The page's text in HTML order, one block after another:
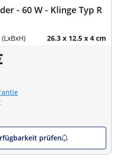
- 60 W - Klinge Typ R
26.3 x 12.5 x 4 cm
prüfen